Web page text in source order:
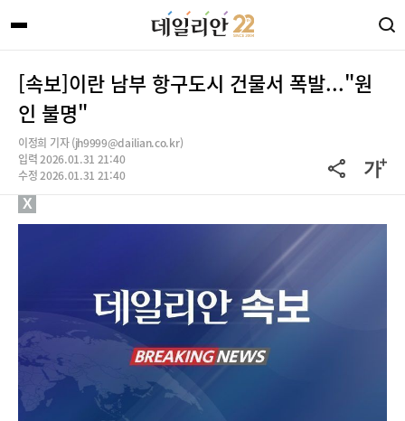
[속보]이란 남부 항구도시 건물서 폭발..."원
인 불명"
이정희 기자 (jh9999@dailian.co.kr)
입력 2026.01.31 21:40
수정 2026.01.31 21:40
X